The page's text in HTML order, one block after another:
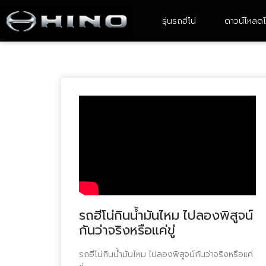
รุ่นรถฮีโน่
4-6 ล้อ ขนาดเล็ก 6 ล้อ ขนาดกลาง
ดาวน์โหลด
รถฮีโน่กินน้ำมันไหม ไปลองพิสูจน์
กันว่าจริงหรือแค่ขู่
รถฮีโน่กินน้ำมันไหม ไปลองพิสูจน์กันว่าจริงหรือแค่